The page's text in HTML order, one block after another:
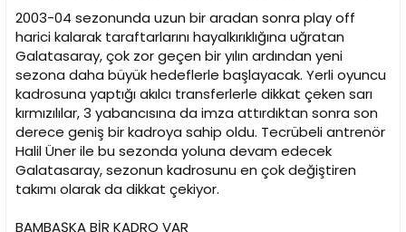
a
t
a
n
a
r
i
h
i
2003-04 sezonunda uzun bir aradan sonra play off
harici kalarak taraftarlarını hayalkırıklığına uğratan
Galatasaray, çok zor geçen bir yılın ardından yeni
sezona daha büyük hedeflerle başlayacak. Yerli oyuncu
kadrosuna yaptığı akılcı transferlerle dikkat çeken sarı
kırmızılılar, 3 yabancısına da imza attırdıktan sonra son
derece geniş bir kadroya sahip oldu. Tecrübeli antrenör
Halil Üner ile bu sezonda yoluna devam edecek
Galatasaray, sezonun kadrosunu en çok değiştiren
takımı olarak da dikkat çekiyor.
BAMBAŞKA BİR KADRO VAR